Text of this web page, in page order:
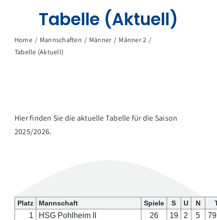
Sponsoren
Tabelle (Aktuell)
Home Mannschaften Männer
Männer 2
Tabelle (Aktuell)
Hier finden Sie die aktuelle Tabelle für die Saison
2025/2026.
Platz Mannschaft Spiele S U N
1 HSG Pohlheim II 26 19 2 5